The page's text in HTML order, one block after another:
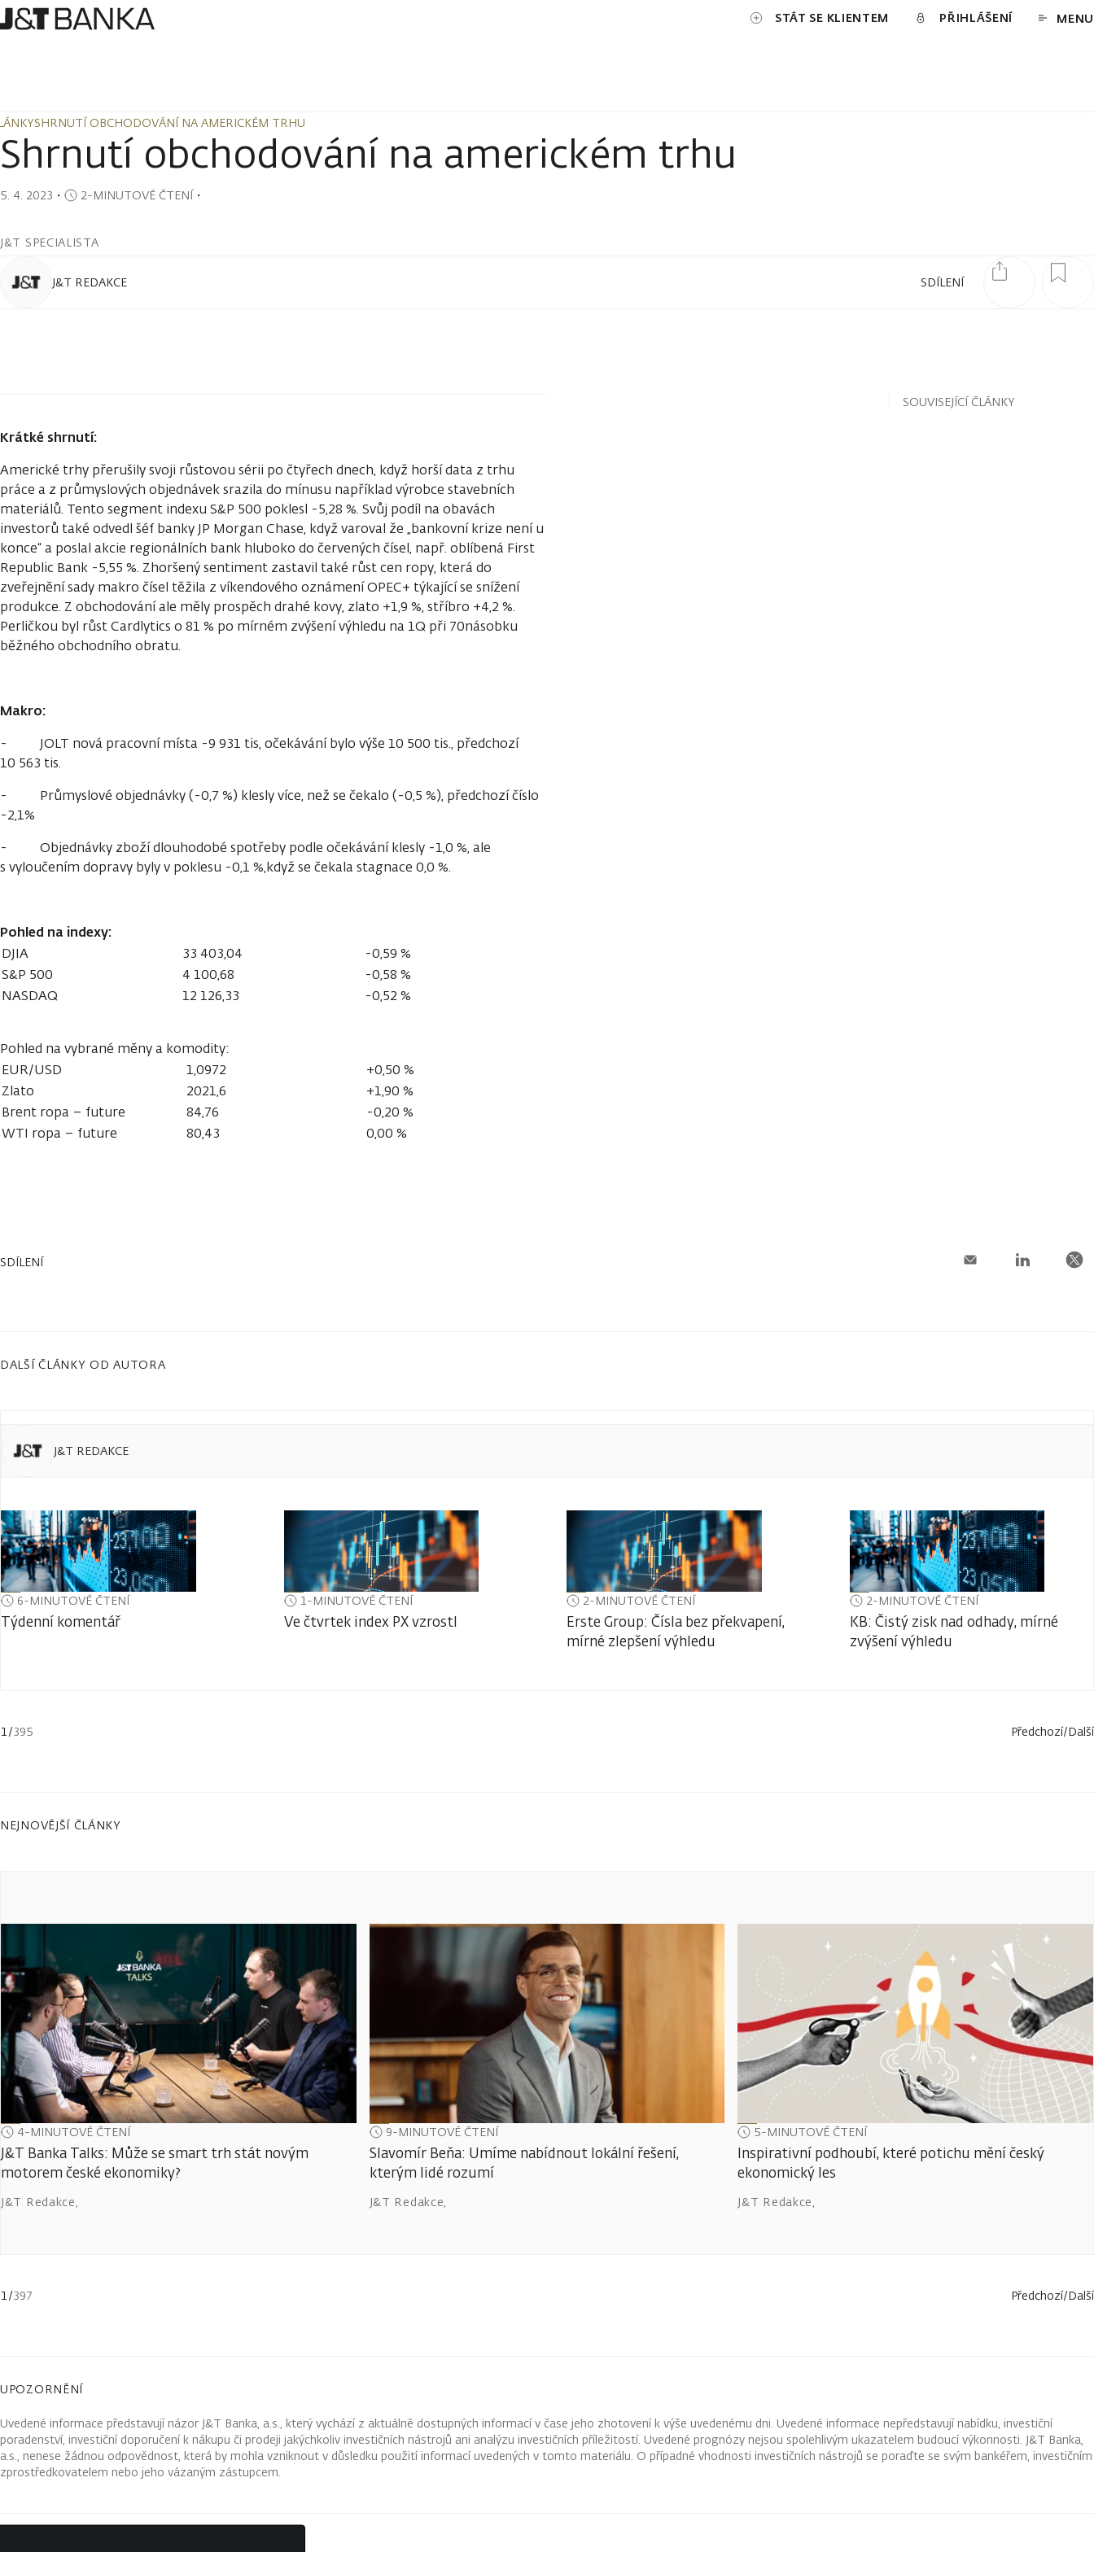
STÁT SE KLIENTEM PŘIHLÁŠENÍ MENU
SHRNUTÍ OBCHODOVÁNÍ NA AMERICKÉM TRHU
SHRNUTÍ OBCHODOVÁNÍ NA AMERICKÉM TRHU
Shrnutí obchodování na americkém trhu
5. 4. 2023 ・ 2-MINUTOVÉ ČTENÍ・
J&T SPECIALISTA
SDÍLENÍ
J&T REDAKCE
Krátké shrnutí:
Americké trhy přerušily svoji růstovou sérii po čtyřech dnech, když horší data z trhu
práce a z průmyslových objednávek srazila do mínusu například výrobce stavebních
materiálů. Tento segment indexu S&P 500 poklesl -5,28 %. Svůj podíl na obavách
investorů také odvedl šéf banky JP Morgan Chase, když varoval že „bankovní krize není u
konce“ a poslal akcie regionálních bank hluboko do červených čísel, např. oblíbená First
Republic Bank -5,55 %. Zhoršený sentiment zastavil také růst cen ropy, která do
zveřejnění sady makro čísel těžila z víkendového oznámení OPEC+ týkající se snížení
produkce. Z obchodování ale měly prospěch drahé kovy, zlato +1,9 %, stříbro +4,2 %.
Perličkou byl růst Cardlytics o 81 % po mírném zvýšení výhledu na 1Q při 70násobku
běžného obchodního obratu.
Makro:
- JOLT nová pracovní místa -9 931 tis, očekávání bylo výše 10 500 tis., předchozí
10 563 tis.
- Průmyslové objednávky (-0,7 %) klesly více, než se čekalo (-0,5 %), předchozí číslo
-2,1%
- Objednávky zboží dlouhodobé spotřeby podle očekávání klesly -1,0 %, ale
s vyloučením dopravy byly v poklesu -0,1 %,když se čekala stagnace 0,0 %.
Pohled na indexy:
DJIA 33 403,04
-0,59 %
S&P 500
4 100,68
-0,58 %
NASDAQ
12 126,33 -0,52 %
Pohled na vybrané měny a komodity:
EUR/USD
1,0972
+0,50 %
Zlato
2021,6
+1,90 %
Brent ropa – future
84,76
-0,20 %
WTI ropa – future
80,43 0,00 %
SOUVISEJÍCÍ ČLÁNKY
SDÍLENÍ
DALŠÍ ČLÁNKY OD AUTORA
J&T REDAKCE
6-MINUTOVÉ ČTENÍ
Týdenní komentář
1-MINUTOVÉ ČTENÍ
Ve čtvrtek index PX vzrostl
2-MINUTOVÉ ČTENÍ
Erste Group: Čísla bez překvapení,
mírné zlepšení výhledu
2-MINUTOVÉ ČTENÍ
KB: Čistý zisk nad odhady, mírné
zvýšení výhledu
1 /395 Předchozí/Další
NEJNOVĚJŠÍ ČLÁNKY
4-MINUTOVÉ ČTENÍ
J&T Banka Talks: Může se smart trh stát novým
motorem české ekonomiky?
J&T Redakce,
9-MINUTOVÉ ČTENÍ
Slavomír Beňa: Umíme nabídnout lokální řešení,
kterým lidé rozumí
J&T Redakce,
5-MINUTOVÉ ČTENÍ
Inspirativní podhoubí, které potichu mění český
ekonomický les
J&T Redakce,
1/397 Předchozí/Další
UPOZORNĚNÍ
Uvedené informace představují názor J&T Banka, a.s., který vychází z aktuálně dostupných informací v čase jeho zhotovení k výše uvedenému dni. Uvedené informace nepředstavují nabídku, investiční
poradenství, investiční doporučení k nákupu či prodeji jakýchkoliv investičních nástrojů ani analýzu investičních příležitostí. Uvedené prognózy nejsou spolehlivým ukazatelem budoucí výkonnosti. J&T Banka,
a.s., nenese žádnou odpovědnost, která by mohla vzniknout v důsledku použití informací uvedených v tomto materiálu. O případné vhodnosti investičních nástrojů se poraďte se svým bankéřem, investičním
zprostředkovatelem nebo jeho vázaným zástupcem.